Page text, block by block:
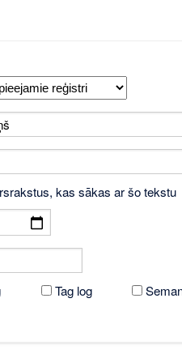
kas sākas ar šo tekstu
Tag log